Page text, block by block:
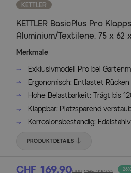
KETTLER
KETTLER BasicPlus Pro
Aluminium/Textilene, 75 x 62
Merkmale
Exklusivmodell Pro bei
Ergonomisch: Entlastet
Hohe Belastbarkeit: Trägt bis
Klappbar: Platzsparend
Korrosionsbeständig:
PRODUKTDETAILS
CHF 169.90 - 26%